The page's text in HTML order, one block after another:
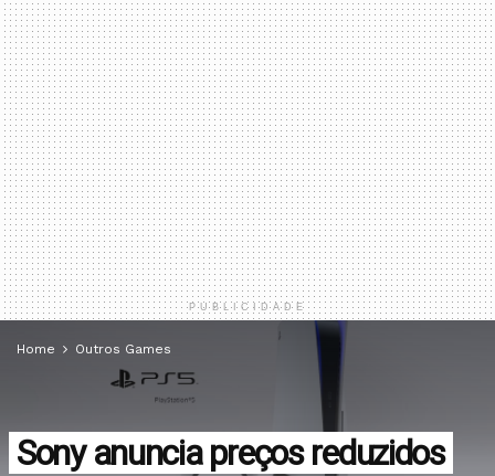
PUBLICIDADE
Home Outros Games
Sony anuncia preços reduzidos